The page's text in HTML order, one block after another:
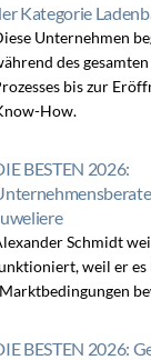
Kategorie
Unternehmen
des
bis zur
How.
BESTEN 2026:
Schmidt
weil er es
BESTEN 2026: